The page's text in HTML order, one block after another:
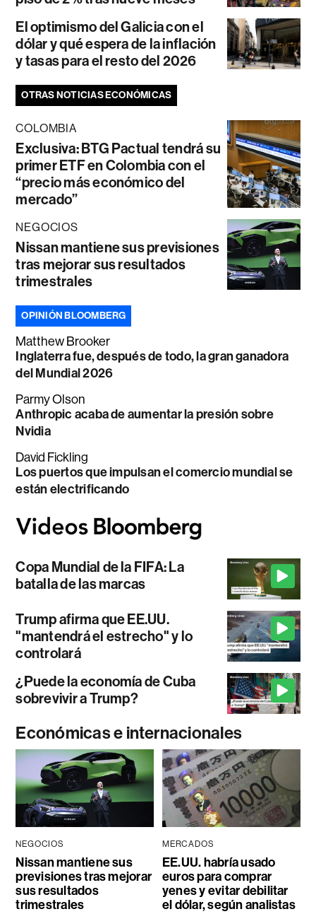
El optimismo del Galicia con el
dólar y qué espera de la inflación
y tasas para el resto del 2026
OTRAS NOTICIAS ECONÓMICAS
COLOMBIA
Exclusiva: BTG Pactual tendrá su
primer ETF en Colombia con el
“precio más económico del
mercado”
NEGOCIOS
Nissan mantiene sus previsiones
tras mejorar sus resultados
trimestrales
OPINIÓN BLOOMBERG
Matthew Brooker
Inglaterra fue, después de todo, la gran ganadora
del Mundial 2026
Parmy Olson
Anthropic acaba de aumentar la presión sobre
Nvidia
David Fickling
Los puertos que impulsan el comercio mundial se
están electrificando
Copa Mundial de la FIFA: La
batalla de las marcas
Trump afirma que EE.UU.
"mantendrá el estrecho" y lo
controlará
¿Puede la economía de Cuba
sobrevivir a Trump?
Económicas e internacionales
NEGOCIOS
Nissan mantiene sus
previsiones tras mejorar
sus resultados
trimestrales
MERCADOS
EE.UU. habría usado
euros para comprar
yenes y evitar debilitar
el dólar, según analistas